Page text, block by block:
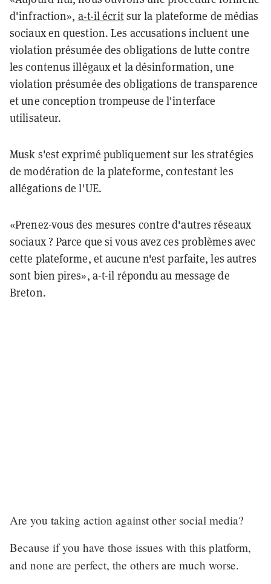
d'infraction», a-t-il écritsur la plateforme de médias
sociaux en question. Les accusations incluent une
violation présumée des obligations de lutte contre
les contenus illégaux et la désinformation, une
violation présumée des obligations de transparence
et une conception trompeuse de l'interface
utilisateur.
Musk s'est exprimé publiquement sur les stratégies
de modération de la plateforme, contestant les
allégations de l'UE.
«Prenez-vous des mesures contre d'autres réseaux
sociaux ? Parce que si vous avez ces problèmes avec
cette plateforme, et aucune n'est parfaite, les autres
sont bien pires», a-t-il répondu au message de
Breton.
Are you taking action against other social media?
Because if you have those issues with this platform,
and none are perfect, the others are much worse.